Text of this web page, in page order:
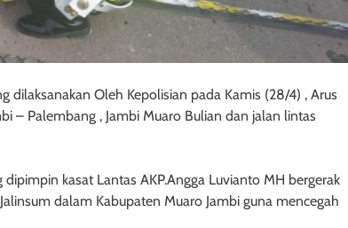
dilaksanakan Oleh Kepolisian pada Kamis (28/4) , Arus
– Palembang , Jambi Muaro Bulian dan jalan lintas
kasat Lantas AKP.Angga Luvianto MH bergerak
dalam Kabupaten Muaro Jambi guna mencegah